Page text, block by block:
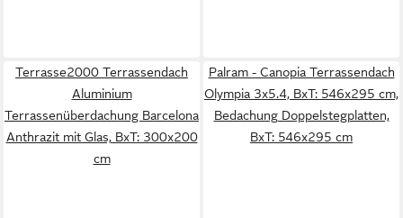
Terrasse2000 Terrassendach
Aluminium
Terrassenüberdachung Barcelona
Anthrazit mit Glas, BxT: 300x200
cm
Palram - Canopia Terrassendach
Olympia 3x5.4, BxT: 546x295 cm,
Bedachung Doppelstegplatten,
BxT: 546x295 cm